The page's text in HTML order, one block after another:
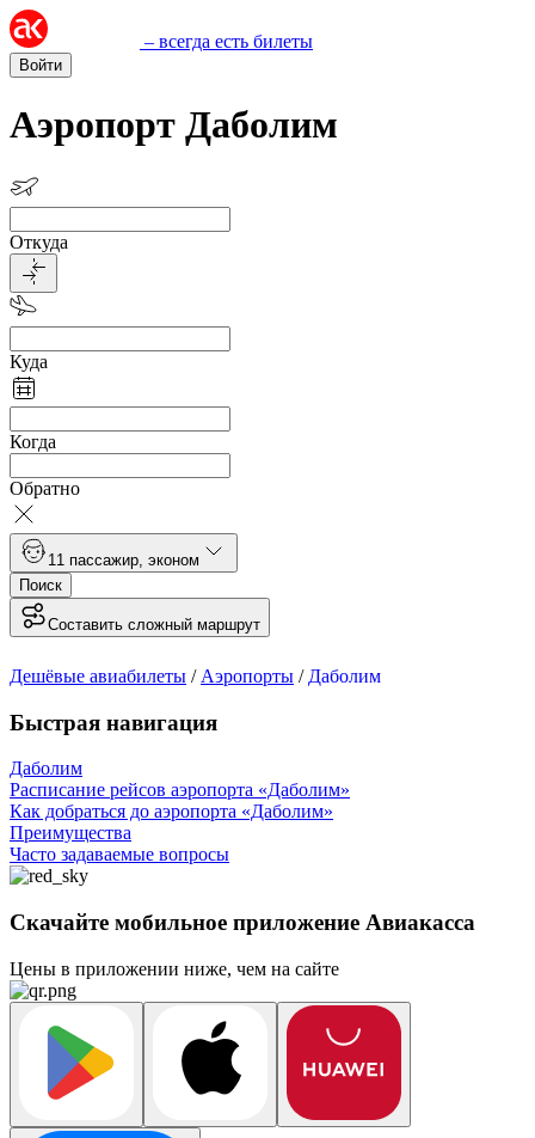
– всегда есть билеты
Войти
Аэропорт Даболим
Откуда
Куда
Когда
Обратно
1 1 пассажир эконом
Поиск
Составить сложный маршрут
Дешёвые авиабилеты / Аэропорты / Даболим
Быстрая навигация
Даболим
Расписание рейсов аэропорта «Даболим»
Как добраться до аэропорта «Даболим»
Преимущества
Часто задаваемые вопросы
Скачайте мобильное приложение Авиакасса
Цены в приложении ниже, чем на сайте